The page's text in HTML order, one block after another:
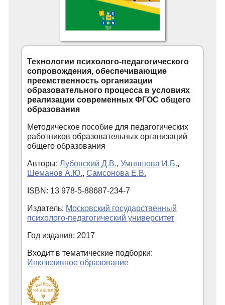
Технологии психолого-педагогического
сопровождения, обеспечивающие
преемственность организации
образовательного процесса в условиях
реализации современных ФГОС общего
образования
Методическое пособие для педагогических
работников образовательных организаций
общего образования
Авторы: Лубовский Д.В., Умняшова И.Б.,
Шеманов А.Ю., Самсонова Е.В.
ISBN: 13 978-5-88687-234-7
Издатель: Московский государственный
психолого-педагогический университет
Год издания: 2017
Входит в тематические подборки:
Инклюзивное образование